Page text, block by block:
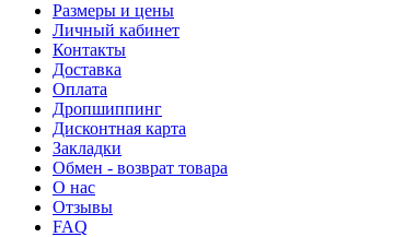
Размеры и цены
Личный кабинет
Контакты
Доставка
Оплата
Дропшиппинг
Дисконтная карта
Закладки
Обмен - возврат товара
О нас
Отзывы
FAQ